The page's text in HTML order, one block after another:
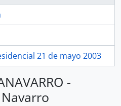
21 de mayo 2003
-